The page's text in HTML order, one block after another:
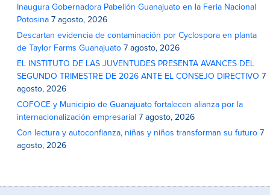
Inaugura Gobernadora Pabellón Guanajuato en la Feria Nacional
Potosina 7 agosto, 2026
Descartan evidencia de contaminación por Cyclospora en planta
de Taylor Farms Guanajuato 7 agosto, 2026
EL INSTITUTO DE LAS JUVENTUDES PRESENTA AVANCES DEL
SEGUNDO TRIMESTRE DE 2026 ANTE EL CONSEJO DIRECTIVO 7
agosto, 2026
COFOCE y Municipio de Guanajuato fortalecen alianza por la
internacionalización empresarial 7 agosto, 2026
Con lectura y autoconfianza, niñas y niños transforman su futuro 7
agosto, 2026